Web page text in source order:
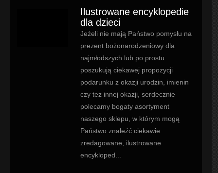
Ilustrowane encyklopedie
dla dzieci
Jeżeli nie mają Państwo pomysłu na
prezent bożonarodzeniowy dla
najmłodszych lub po prostu
poszukują ciekawej propozycji
podarunku z okazji urodzin, imienin
czy też innej okazji, serdecznie
polecamy bogaty asortyment
naszego sklepu, w którym mogą
Państwo znaleźć ciekawie
zredagowane, ilustrowane
encykloped...